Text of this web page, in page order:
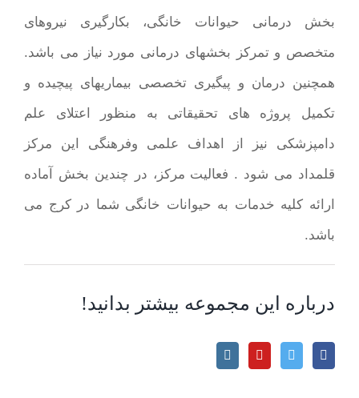
بخش درمانی حیوانات خانگی، بکارگیری نیروهای
متخصص و تمرکز بخشهای درمانی مورد نیاز می باشد.
همچنین درمان و پیگیری تخصصی بیماریهای پیچیده و
تکمیل پروژه های تحقیقاتی به منظور اعتلای علم
دامپزشکی نیز از اهداف علمی وفرهنگی این مرکز
قلمداد می شود . فعالیت مرکز، در چندین بخش آماده
ارائه کلیه خدمات به حیوانات خانگی شما در کرج می
باشد.
درباره این مجموعه بیشتر بدانید!